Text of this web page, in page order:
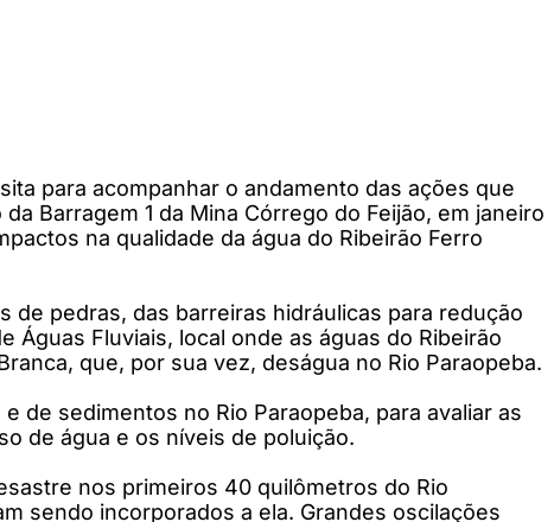
para acompanhar o andamento das ações que
Barragem 1 da Mina Córrego do Feijão, em janeiro
na qualidade da água do Ribeirão Ferro
de pedras, das barreiras hidráulicas para redução
Águas Fluviais, local onde as águas do Ribeirão
que, por sua vez, deságua no Rio Paraopeba.
de sedimentos no Rio Paraopeba, para avaliar as
de água e os níveis de poluição.
nos primeiros 40 quilômetros do Rio
sendo incorporados a ela. Grandes oscilações